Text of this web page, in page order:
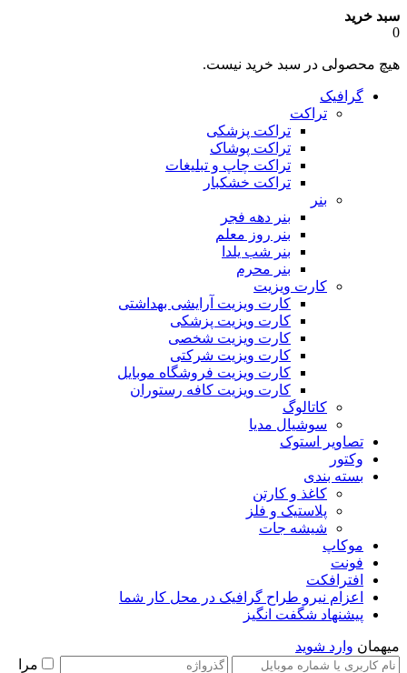
سبد خرید
0
هیچ محصولی در سبد خرید نیست.
گرافیک
تراکت
تراکت پزشکی
تراکت پوشاک
تراکت چاپ و تبلیغات
تراکت خشکبار
بنر
بنر دهه فجر
بنر روز معلم
بنر شب یلدا
بنر محرم
کارت ویزیت
کارت ویزیت آرایشی بهداشتی
کارت ویزیت پزشکی
کارت ویزیت شخصی
کارت ویزیت شرکتی
کارت ویزیت فروشگاه موبایل
کارت ویزیت کافه رستوران
کاتالوگ
سوشیال مدیا
تصاویر استوک
وکتور
بسته بندی
کاغذ و کارتن
پلاستیک و فلز
شیشه جات
موکاپ
فونت
افترافکت
اعزام نیرو طراح گرافیک در محل کار شما
پیشنهاد شگفت انگیز
میهمان وارد شوید
مرا